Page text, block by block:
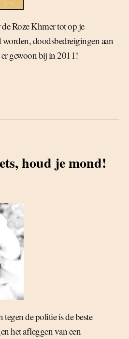
Roze Khmer tot op je
doodsbedreigingen aan
gewoon bij in 2011!
houd je mond!
tegen de politie is de beste
het afleggen van een